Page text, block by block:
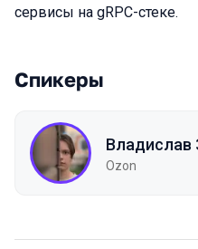
сервисы на gRPC-стеке.
Спикеры
Владислав
Ozon